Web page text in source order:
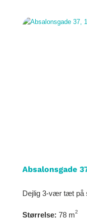
Absalonsgade
Dejlig 3-vær tæt på
Størrelse: 78 m2